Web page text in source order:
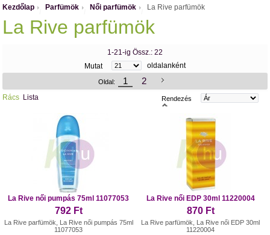
Kezdőlap Parfümök Női parfümök La Rive parfümök
La Rive parfümök
1-21-ig Össz.: 22
Mutat
oldalanként
Oldal: 1 2
Rács Lista Rendezés
La Rive női pumpás 75ml 11077053
792 Ft
La Rive parfümök, La Rive női pumpás 75ml
11077053
La Rive női EDP 30ml 11220004
870 Ft
La Rive parfümök, La Rive női EDP 30ml
11220004